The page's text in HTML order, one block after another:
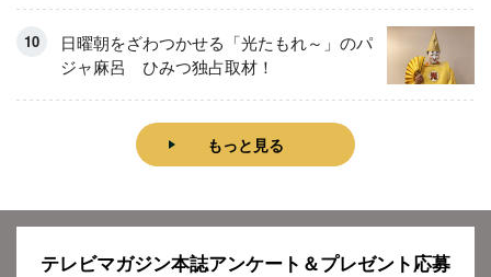
日曜朝をざわつかせる「光たもれ～」のパ
ジャ麻呂 ひみつ独占取材！
もっと見る
テレビマガジン本誌アンケート＆プレゼント応募